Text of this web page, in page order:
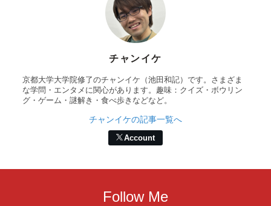
チャンイケ
京都大学大学院修了のチャンイケ（池田和記）です。さまざま
な学問・エンタメに関心があります。趣味：クイズ・ボウリン
グ・ゲーム・謎解き・食べ歩きなどなど。
チャンイケの記事一覧へ
Account
Follow Me